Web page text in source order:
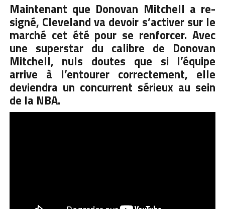
Maintenant que Donovan Mitchell a re-
signé, Cleveland va devoir s’activer sur le
marché cet été pour se renforcer. Avec
une superstar du calibre de Donovan
Mitchell, nuls doutes que si l’équipe
arrive à l’entourer correctement, elle
deviendra un concurrent sérieux au sein
de la NBA.